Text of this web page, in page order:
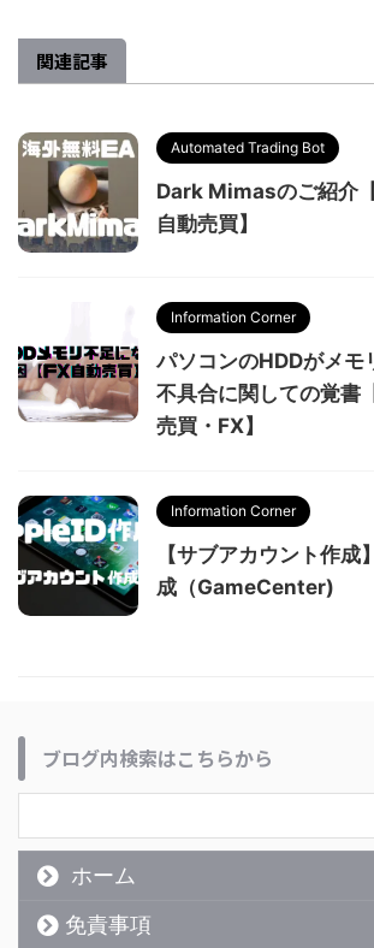
関連記事
Automated Trading Bot
Dark Mimasのご紹介
自動売買】
Information Corner
パソコンのHDDがメモ
不具合に関しての覚書
売買・FX】
Information Corner
【サブアカウント作
成（GameCenter)
ブログ内検索はこちらから
ホーム
免責事項